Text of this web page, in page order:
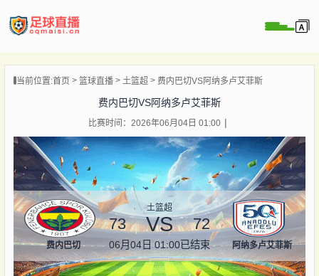
播
闻
当前位置:首页 篮球直播 土篮超 费内巴切VS阿纳多卢艾菲斯
费内巴切VS阿纳多卢艾菲斯
比赛时间：2026年06月04日 01:00
费内巴切
土篮超
73 VS 72
06月04日 01:00已结束 阿纳多卢艾菲斯